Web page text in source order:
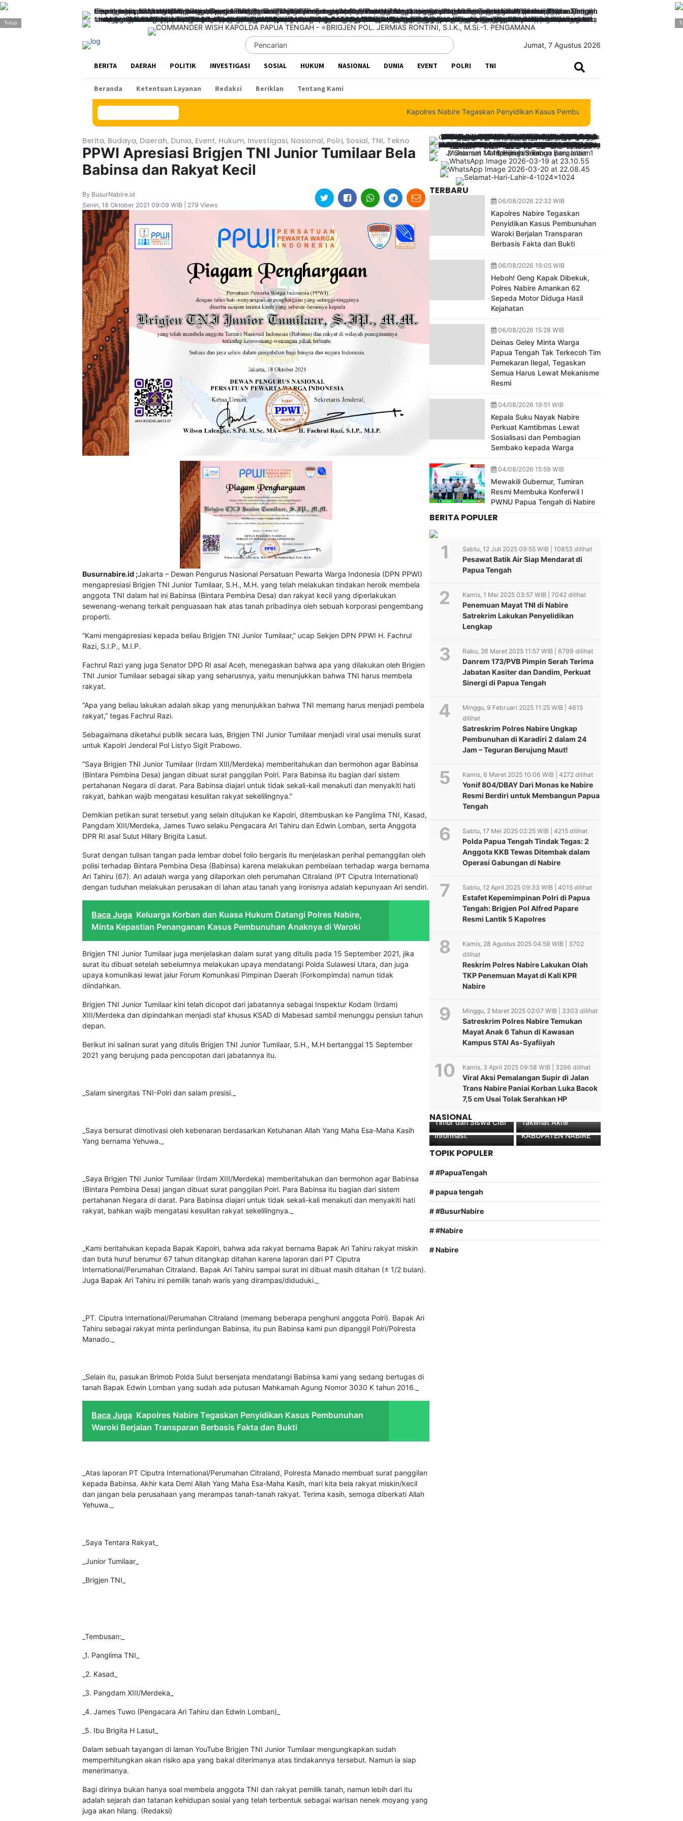
>
Jumat, 7 Agustus 2026
BERITA DAERAH POLITIK INVESTIGASI SOSIAL HUKUM NASIONAL DUNIA EVENT POLRI TNI
Beranda Ketentuan Layanan Redaksi Beriklan Tentang Kami
Kapolres Nabire Tegaskan Penyidikan Kasus Pembunuhan Waroki Berjalan Transparan
Berita, Budaya, Daerah, Dunia, Event, Hukum, Investigasi, Nasional, Polri, Sosial, TNI, Tekno
PPWI Apresiasi Brigjen TNI Junior Tumilaar Bela
Babinsa dan Rakyat Kecil
By BusurNabire.id
Senin, 18 Oktober 2021 09:09 WIB | 279 Views
Busurnabire.id ;Jakarta – Dewan Pengurus Nasional Persatuan Pewarta Warga Indonesia (DPN PPWI)
mengapresiasi Brigjen TNI Junior Tumilaar, S.H., M.H. yang telah melakukan tindakan heroik membela
anggota TNI dalam hal ini Babinsa (Bintara Pembina Desa) dan rakyat kecil yang diperlakukan
sewenang-wenang terkait penguasaan hak atas tanah pribadinya oleh sebuah korporasi pengembang
properti.
“Kami mengapresiasi kepada beliau Brigjen TNI Junior Tumilaar,” ucap Sekjen DPN PPWI H. Fachrul
Razi, S.I.P., M.I.P.
Fachrul Razi yang juga Senator DPD RI asal Aceh, menegaskan bahwa apa yang dilakukan oleh Brigjen
TNI Junior Tumilaar sebagai sikap yang seharusnya, yaitu menunjukkan bahwa TNI harus membela
rakyat.
“Apa yang beliau lakukan adalah sikap yang menunjukkan bahwa TNI memang harus menjadi pembela
rakyat,” tegas Fachrul Razi.
Sebagaimana diketahui publik secara luas, Brigjen TNI Junior Tumilaar menjadi viral usai menulis surat
untuk Kapolri Jenderal Pol Listyo Sigit Prabowo.
“Saya Brigjen TNI Junior Tumilaar (Irdam XIII/Merdeka) memberitahukan dan bermohon agar Babinsa
(Bintara Pembina Desa) jangan dibuat surat panggilan Polri. Para Babinsa itu bagian dari sistem
pertahanan Negara di darat. Para Babinsa diajari untuk tidak sekali-kali menakuti dan menyakiti hati
rakyat, bahkan wajib mengatasi kesulitan rakyat sekelilingnya.”
Demikian petikan surat tersebut yang selain ditujukan ke Kapolri, ditembuskan ke Panglima TNI, Kasad,
Pangdam XIII/Merdeka, James Tuwo selaku Pengacara Ari Tahiru dan Edwin Lomban, serta Anggota
DPR RI asal Sulut Hillary Brigita Lasut.
Surat dengan tulisan tangan pada lembar dobel folio bergaris itu menjelaskan perihal pemanggilan oleh
polisi terhadap Bintara Pembina Desa (Babinsa) karena melakukan pembelaan terhadap warga bernama
Ari Tahiru (67). Ari adalah warga yang dilaporkan oleh perumahan Citraland (PT Ciputra International)
dengan tuduhan melakukan perusakan di lahan atau tanah yang ironisnya adalah kepunyaan Ari sendiri.
Baca Juga Keluarga Korban dan Kuasa Hukum Datangi Polres Nabire,
Minta Kepastian Penanganan Kasus Pembunuhan Anaknya di Waroki
Brigjen TNI Junior Tumilaar juga menjelaskan dalam surat yang ditulis pada 15 September 2021, jika
surat itu dibuat setelah sebelumnya melakukan upaya mendatangi Polda Sulawesi Utara, dan juga
upaya komunikasi lewat jalur Forum Komunikasi Pimpinan Daerah (Forkompimda) namun tidak
diindahkan.
Brigjen TNI Junior Tumilaar kini telah dicopot dari jabatannya sebagai Inspektur Kodam (Irdam)
XIII/Merdeka dan dipindahkan menjadi staf khusus KSAD di Mabesad sambil menunggu pensiun tahun
depan.
Berikut ini salinan surat yang ditulis Brigjen TNI Junior Tumilaar, S.H., M.H bertanggal 15 September
2021 yang berujung pada pencopotan dari jabatannya itu.
_Salam sinergitas TNI-Polri dan salam presisi._
_Saya bersurat dimotivasi oleh kebenaran berdasarkan Ketuhanan Allah Yang Maha Esa-Maha Kasih
Yang bernama Yehuwa._
_Saya Brigjen TNI Junior Tumilaar (Irdam XIII/Merdeka) memberitahukan dan bermohon agar Babinsa
(Bintara Pembina Desa) jangan dibuat surat panggilan Polri. Para Babinsa itu bagian dari sistem
pertahanan Negara di darat. Para Babinsa diajari untuk tidak sekali-kali menakuti dan menyakiti hati
rakyat, bahkan wajib mengatasi kesulitan rakyat sekelilingnya._
_Kami beritahukan kepada Bapak Kapolri, bahwa ada rakyat bernama Bapak Ari Tahiru rakyat miskin
dan buta huruf berumur 67 tahun ditangkap ditahan karena laporan dari PT Ciputra
International/Perumahan Citraland. Bapak Ari Tahiru sampai surat ini dibuat masih ditahan (± 1/2 bulan).
Juga Bapak Ari Tahiru ini pemilik tanah waris yang dirampas/diduduki._
_PT. Ciputra International/Perumahan Citraland (memang beberapa penghuni anggota Polri). Bapak Ari
Tahiru sebagai rakyat minta perlindungan Babinsa, itu pun Babinsa kami pun dipanggil Polri/Polresta
Manado._
_Selain itu, pasukan Brimob Polda Sulut bersenjata mendatangi Babinsa kami yang sedang bertugas di
tanah Bapak Edwin Lomban yang sudah ada putusan Mahkamah Agung Nomor 3030 K tahun 2016._
Baca Juga Kapolres Nabire Tegaskan Penyidikan Kasus Pembunuhan
Waroki Berjalan Transparan Berbasis Fakta dan Bukti
_Atas laporan PT Ciputra International/Perumahan Citraland, Polresta Manado membuat surat panggilan
kepada Babinsa. Akhir kata Demi Allah Yang Maha Esa-Maha Kasih, mari kita bela rakyat miskin/kecil
dan jangan bela perusahaan yang merampas tanah-tanah rakyat. Terima kasih, semoga diberkati Allah
Yehuwa._
_Saya Tentara Rakyat_
_Junior Tumilaar_
_Brigjen TNI_
_Tembusan:_
_1. Panglima TNI_
_2. Kasad_
_3. Pangdam XIII/Merdeka_
_4. James Tuwo (Pengacara Ari Tahiru dan Edwin Lomban)_
_5. Ibu Brigita H Lasut_
Dalam sebuah tayangan di laman YouTube Brigjen TNI Junior Tumilaar mengungkapkan sudah
memperhitungkan akan risiko apa yang bakal diterimanya atas tindakannya tersebut. Namun ia siap
menerimanya.
Bagi dirinya bukan hanya soal membela anggota TNI dan rakyat pemilik tanah, namun lebih dari itu
adalah sejarah dan tatanan kehidupan sosial yang telah terbentuk sebagai warisan nenek moyang yang
juga akan hilang. (Redaksi)
TERBARU
06/08/2026 22:32 WIB
Kapolres Nabire Tegaskan
Penyidikan Kasus Pembunuhan
Waroki Berjalan Transparan
Berbasis Fakta dan Bukti
06/08/2026 19:05 WIB
Heboh! Geng Kapak Dibekuk,
Polres Nabire Amankan 62
Sepeda Motor Diduga Hasil
Kejahatan
06/08/2026 15:28 WIB
Deinas Geley Minta Warga
Papua Tengah Tak Terkecoh Tim
Pemekaran Ilegal, Tegaskan
Semua Harus Lewat Mekanisme
Resmi
04/08/2026 19:51 WIB
Kepala Suku Nayak Nabire
Perkuat Kamtibmas Lewat
Sosialisasi dan Pembagian
Sembako kepada Warga
04/08/2026 15:59 WIB
Mewakili Gubernur, Tumiran
Resmi Membuka Konferwil I
PWNU Papua Tengah di Nabire
BERITA POPULER
Sabtu, 12 Juli 2025 09:55 WIB | 10853 dilihat
Pesawat Batik Air Siap Mendarat di
Papua Tengah
Kamis, 1 Mei 2025 03:57 WIB | 7042 dilihat
Penemuan Mayat TNI di Nabire
Satrekrim Lakukan Penyelidikan
Lengkap
Rabu, 26 Maret 2025 11:57 WIB | 6799 dilihat
Danrem 173/PVB Pimpin Serah Terima
Jabatan Kasiter dan Dandim, Perkuat
Sinergi di Papua Tengah
Minggu, 9 Februari 2025 11:25 WIB | 4615
dilihat
Satreskrim Polres Nabire Ungkap
Pembunuhan di Karadiri 2 dalam 24
Jam – Teguran Berujung Maut!
Kamis, 6 Maret 2025 10:06 WIB | 4272 dilihat
Yonif 804/DBAY Dari Monas ke Nabire
Resmi Berdiri untuk Membangun Papua
Tengah
Sabtu, 17 Mei 2025 02:25 WIB | 4215 dilihat
Polda Papua Tengah Tindak Tegas: 2
Anggota KKB Tewas Ditembak dalam
Operasi Gabungan di Nabire
Sabtu, 12 April 2025 09:33 WIB | 4015 dilihat
Estafet Kepemimpinan Polri di Papua
Tengah: Brigjen Pol Alfred Papare
Resmi Lantik 5 Kapolres
Kamis, 28 Agustus 2025 04:59 WIB | 3702
dilihat
Reskrim Polres Nabire Lakukan Olah
TKP Penemuan Mayat di Kali KPR
Nabire
Minggu, 2 Maret 2025 02:07 WIB | 3303 dilihat
Satreskrim Polres Nabire Temukan
Mayat Anak 6 Tahun di Kawasan
Kampus STAI As-Syafiiyah
Kamis, 3 April 2025 09:58 WIB | 3296 dilihat
Viral Aksi Pemalangan Supir di Jalan
Trans Nabire Paniai Korban Luka Bacok
7,5 cm Usai Tolak Serahkan HP
NASIONAL
Pendidikan BRIN
Kunjungi Sekolah
GenIUS, Bahas
Kolaborasi Pendidikan
Timur dan Siswa CIBI
Polres Mamberamo
Taklimat Akhir
Nobar dan Diskusi
Film “Pesta Babi” di
Yogyakarta Soroti
Realita Pembangunan
Papua dan Literasi
Informasi.
WORKSHOP
PENINGKATAN
KAPASITAS
MASYARAKAT DI
BIDANG PERTANIAN
PERIKANAN DI
KABUPATEN NABIRE
TOPIK POPULER
# #PapuaTengah
# papua tengah
# #BusurNabire
# #Nabire
# Nabire
Tutup